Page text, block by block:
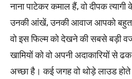
नाना पाटेकर कमाल हैं, वो दीपक
उनकी आंखें, उनकी आवाज आपको
वो इस फिल्म को देखने की सबसे बड़ी
खामियों को वो अपनी अदाकारियों से
अच्छा है। कई जगह वो थोड़े लाउड होते